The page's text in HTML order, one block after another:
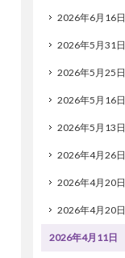
2026年6月16日
2026年5月31日
2026年5月25日
2026年5月16日
2026年5月13日
2026年4月26日
2026年4月20日
2026年4月20日
2026年4月11日